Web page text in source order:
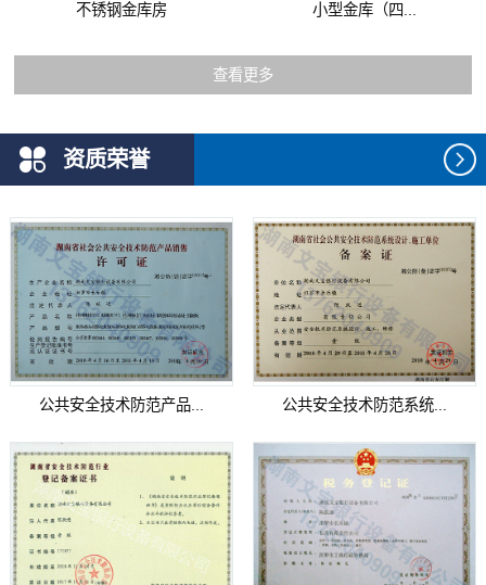
不锈钢金库房 小型金库（四...
查看更多
资质荣誉
公共安全技术防范产品... 公共安全技术防范系统...